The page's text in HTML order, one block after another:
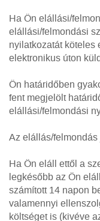
Ha Ön elállási/
elállási/felmondási
nyilatkozatát köteles
elektronikus úton
Ön határidőben
fent megjelölt
elállási/felmondási
Az elállás/
Ha Ön eláll ettől a
legkésőbb az Ön
számított 14 napon
valamennyi
költséget is (kivéve